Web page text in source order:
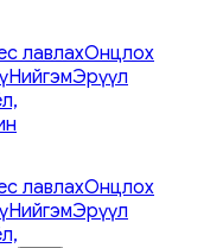
лавлахОнцлох
НийгэмЭрүүл
лавлахОнцлох
НийгэмЭрүүл